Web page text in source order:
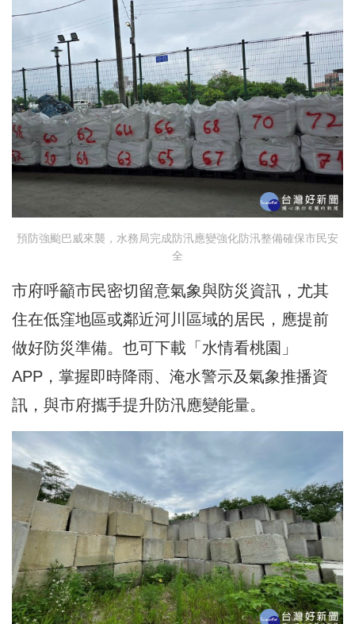
預防強颱巴威來襲，水務局完成防汛應變強化防汛整備確保市民安
全
市府呼籲市民密切留意氣象與防災資訊，尤其
住在低窪地區或鄰近河川區域的居民，應提前
做好防災準備。也可下載「水情看桃園」
APP，掌握即時降雨、淹水警示及氣象推播資
訊，與市府攜手提升防汛應變能量。